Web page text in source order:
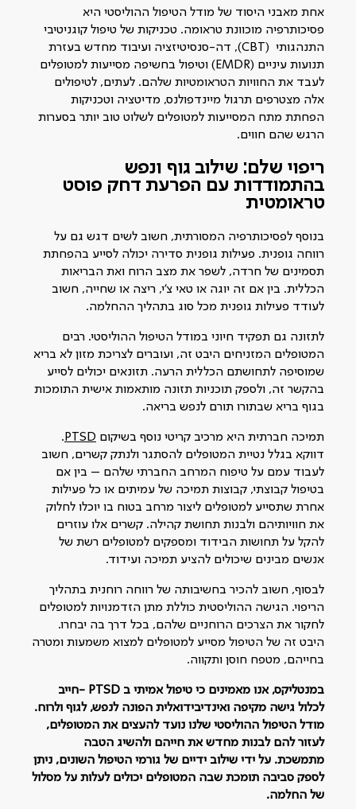
אחת מאבני היסוד של מודל הטיפול ההוליסטי היא
פסיכותרפיה מוכוונת טראומה. טכניקות של טיפול קוגניטיבי
התנהגותי (CBT), דה-סנסיטיזציה ועיבוד מחדש בעזרת
תנועות עיניים (EMDR) וטיפול בחשיפה מסייעות למטופלים
לעבד את החוויות הטראומטיות שלהם. לעתים, לטיפולים
אלה מצטרפים תרגול מיינדפולנס, מדיטציה וטכניקות
הפחתת מתח המסייעות למטופלים לשלוט טוב יותר בסערות
הרגש שהם חווים.
ריפוי שלם: שילוב גוף ונפש
בהתמודדות עם הפרעת דחק פוסט
טראומטית
בנוסף לפסיכותרפיה המסורתית, חשוב לשים דגש גם על
רווחה גופנית. פעילות גופנית סדירה יכולה לסייע בהפחתת
תסמינים של חרדה, לשפר את מצב הרוח ואת הבריאות
הכללית. בין אם זה יוגה או טאי צ'י, ריצה או שחייה, חשוב
לעודד פעילות גופנית מכל סוג בתהליך ההחלמה.
לתזונה גם תפקיד חיוני במודל הטיפול ההוליסטי. רבים
המטופלים המזניחים היבט זה, ועוברים לצריכת מזון לא בריא
שמוסיפה לתחושתם הכללית הרעה. תזונאים יכולים לסייע
בהקשר זה, ולספק תוכניות תזונה מותאמות אישית התומכות
בגוף בריא שבתורו תורם לנפש בריאה.
תמיכה חברתית היא מרכיב קריטי נוסף בשיקום PTSD
.
דווקא בגלל נטיית המטופלים להסתגר ולנתק קשרים, חשוב
לעבוד עמם על טיפוח המרחב החברתי שלהם – בין אם
בטיפול קבוצתי, קבוצות תמיכה של עמיתים או כל פעילות
אחרת שתסייע למטופלים ליצור מרחב בטוח בו יוכלו לחלוק
את חוויותיהם ולבנות תחושת קהילה. קשרים אלו עוזרים
להקל על תחושות הבידוד ומספקים למטופלים רשת של
אנשים מבינים שיכולים להציע תמיכה ועידוד.
לבסוף, חשוב להכיר בחשיבותה של רווחה רוחנית בתהליך
הריפוי. הגישה ההוליסטית כוללת מתן הזדמנויות למטופלים
לחקור את הצרכים הרוחניים שלהם, בכל דרך בה יבחרו.
היבט זה של הטיפול מסייע למטופלים למצוא משמעות ומטרה
בחייהם, מטפח חוסן ותקווה.
במנטליקס, אנו מאמינים כי טיפול אמיתי ב PTSD -חייב
לכלול גישה מקיפה ואינדיבידואלית הפונה לנפש, לגוף ולרוח.
מודל הטיפול ההוליסטי שלנו נועד להעצים את המטופלים,
לעזור להם לבנות מחדש את חייהם ולהשיג הטבה
מתמשכת. על ידי שילוב ידיים של גורמי הטיפול השונים, ניתן
לספק סביבה תומכת שבה המטופלים יכולים לעלות על מסלול
של החלמה.